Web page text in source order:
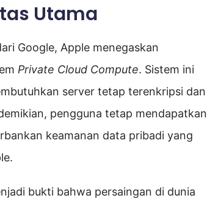
Utama
Google, Apple menegaskan
Private Cloud Compute. Sistem ini
server tetap terenkripsi dan
pengguna tetap mendapatkan
keamanan data pribadi yang
bukti bahwa persaingan di dunia